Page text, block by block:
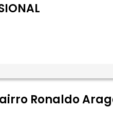
Ronaldo